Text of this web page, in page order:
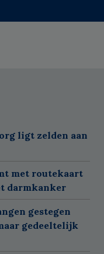
ligt zelden aan
met routekaart
darmkanker
gestegen
gedeeltelijk